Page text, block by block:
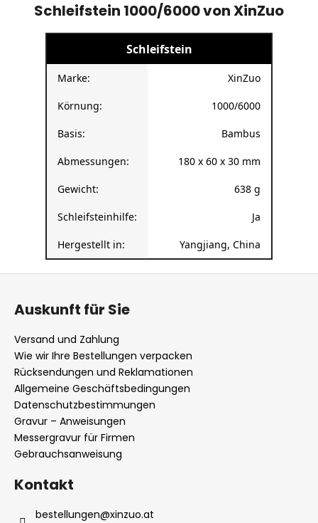
Schleifstein 1000/6000 von XinZuo
Schleifstein
Marke: XinZuo
Körnung: 1000/6000
Basis: Bambus
Abmessungen: 180 x 60 x 30 mm
Gewicht: 638 g
Schleifsteinhilfe: Ja
Hergestellt in: Yangjiang, China
Auskunft für Sie
Versand und Zahlung
Wie wir Ihre Bestellungen verpacken
Rücksendungen und Reklamationen
Allgemeine Geschäftsbedingungen
Datenschutzbestimmungen
Gravur – Anweisungen
Messergravur für Firmen
Gebrauchsanweisung
Kontakt
bestellungen@xinzuo.at